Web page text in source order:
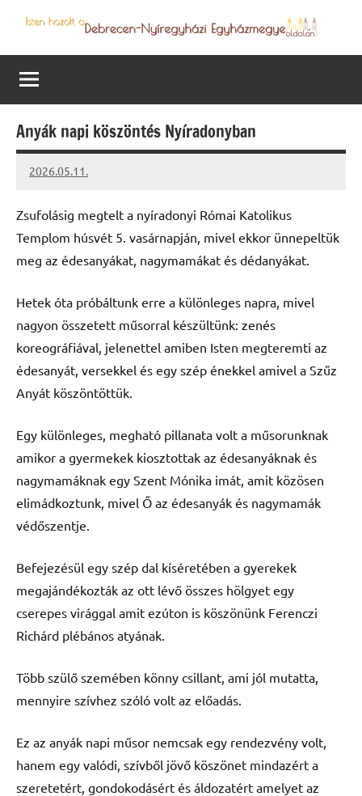
content
Debrecen-
Nyíregyházi
Egyházmegye
programjai
Anyák napi köszöntés Nyíradonyban
2026.05.11.
Leiszt
Zsufolásig megtelt a nyíradonyi Római Katolikus
Templom húsvét 5. vasárnapján, mivel ekkor ünnepeltük
meg az édesanyákat, nagymamákat és dédanyákat.
Hetek óta próbáltunk erre a különleges napra, mivel
nagyon összetett műsorral készültünk: zenés
koreográfiával, jelenettel amiben Isten megteremti az
édesanyát, versekkel és egy szép énekkel amivel a Szűz
Anyát köszöntöttük.
Egy különleges, megható pillanata volt a műsorunknak
amikor a gyermekek kiosztottak az édesanyáknak és
nagymamáknak egy Szent Mónika imát, amit közösen
elimádkoztunk, mivel Ő az édesanyák és nagymamák
védőszentje.
Befejezésül egy szép dal kíséretében a gyerekek
megajándékozták az ott lévő összes hölgyet egy
cserepes virággal amit ezúton is köszönünk Ferenczi
Richárd plébános atyának.
Több szülő szemében könny csillant, ami jól mutatta,
mennyire szívhez szóló volt az előadás.
Ez az anyák napi műsor nemcsak egy rendezvény volt,
hanem egy valódi, szívből jövő köszönet mindazért a
szeretetért, gondokodásért és áldozatért amelyet az